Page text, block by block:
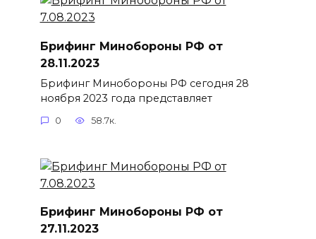
Брифинг Минобороны РФ от
28.11.2023
Брифинг Минобороны РФ сегодня 28
ноября 2023 года представляет
0 58.7к.
Брифинг Минобороны РФ от
27.11.2023